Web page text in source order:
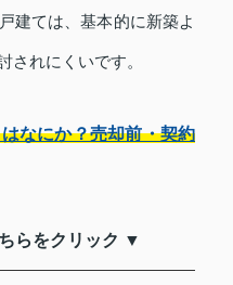
建ては、基本的に新築よ
されにくいです。
なにか？売却前・契約
らをクリック ▼